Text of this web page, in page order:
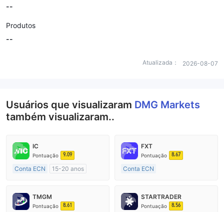
--
Produtos
--
Atualizada： 2026-08-07
Usuários que visualizaram DMG Markets
também visualizaram..
IC
Pontuação 9.09
Conta ECN
15-20 anos
Market Marketing (MM)
Etiqueta principal MT4
FXT
Pontuação 8.67
Conta ECN
Austrália Regulamento
Market Marketing (MM)
TMGM
Pontuação 8.61
STARTRADER
Pontuação 8.56